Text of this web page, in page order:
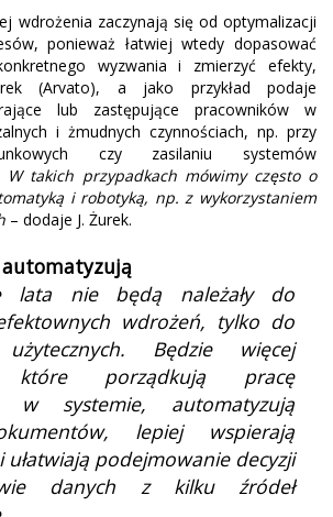
wdrożenia zaczynają się od optymalizacji
ponieważ łatwiej wtedy dopasować
wyzwania i zmierzyć efekty,
(Arvato), a jako przykład podaje
lub zastępujące pracowników w
i żmudnych czynnościach, np. przy
czy zasilaniu systemów
W takich przypadkach mówimy często o
i robotyką, np. z wykorzystaniem
– dodaje J. Żurek.
lata nie będą należały do
wdrożeń, tylko do
Będzie więcej
które porządkują pracę
w systemie, automatyzują
lepiej wspierają
ułatwiają podejmowanie decyzji
danych z kilku źródeł